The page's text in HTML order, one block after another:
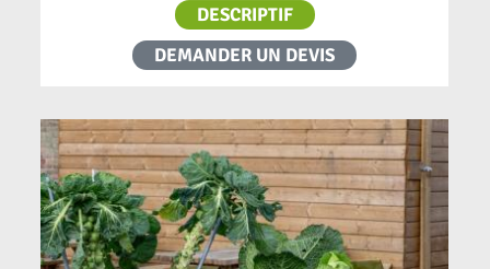
DESCRIPTIF
DEMANDER UN DEVIS